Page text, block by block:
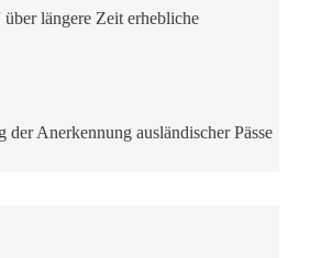
längere Zeit erhebliche
Anerkennung ausländischer Pässe